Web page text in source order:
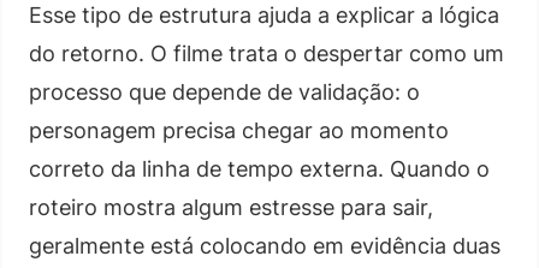
Esse tipo de estrutura ajuda a explicar a lógica
do retorno. O filme trata o despertar como um
processo que depende de validação: o
personagem precisa chegar ao momento
correto da linha de tempo externa. Quando o
roteiro mostra algum estresse para sair,
geralmente está colocando em evidência duas